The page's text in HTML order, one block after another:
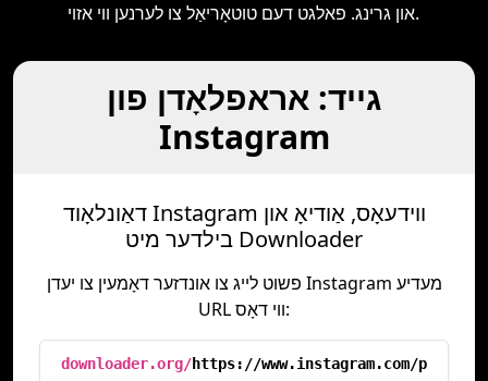
און גרינג. פאלגט דעם טוטאָריאַל צו לערנען ווי אזוי.
גייד: אראפלאָדן פון
Instagram
דאַונלאָוד Instagram ווידעאָס, אַודיאָ און
בילדער מיט Downloader
פשוט לייג צו אונדזער דאָמעין צו יעדן Instagram מעדיע
URL ווי דאָס:
downloader.org/https://www.instagram.com/p